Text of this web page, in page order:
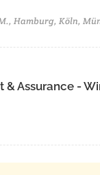
Hamburg, Köln,
& Assurance -